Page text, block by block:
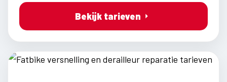
Bekijk tarieven